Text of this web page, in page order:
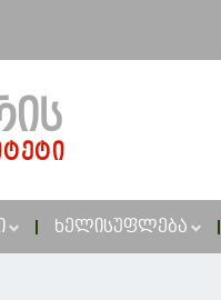
ᲮᲔᲚᲘᲡᲣᲤᲚᲔᲑᲐ